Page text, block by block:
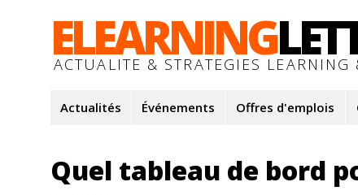
ELEARNING
ACTUALITE & STRATEGIES LEARNING
Actualités Événements Offres d'emplois
Quel tableau de bord